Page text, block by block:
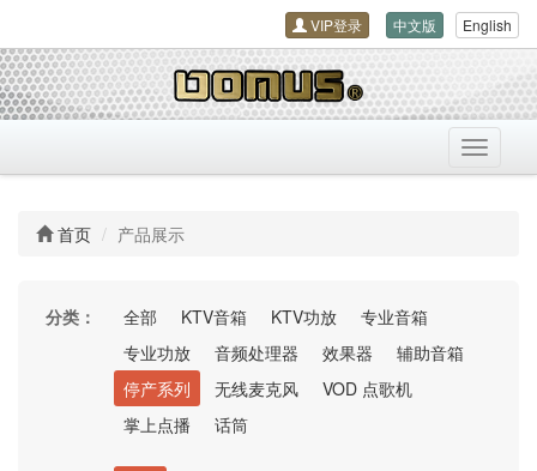
VIP登录 中文版 English
导
航
首页 产品展示
分类： 全部 KTV音箱 KTV功放
专业音箱
专业功放
音频处理器 效果器
辅助音箱
停产系列
无线麦克风
VOD 点歌机
掌上点播
话筒